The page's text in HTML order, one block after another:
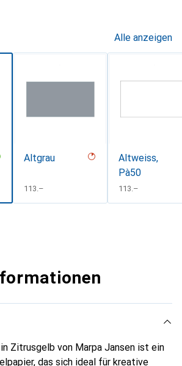
Alle anzeigen
Altgrau
CHF
113.–
Altweiss,
Pà50
CHF
113.–
Zitrusgelb von Marpa Jansen ist ein
das sich ideal für kreative